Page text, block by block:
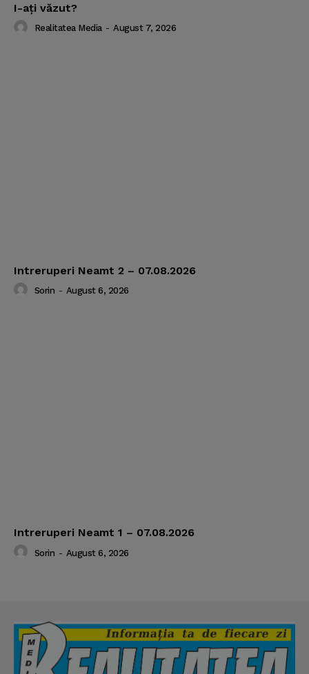
I-aţi văzut?
Realitatea Media - August 7, 2026
Intreruperi Neamt 2 – 07.08.2026
Sorin - August 6, 2026
Intreruperi Neamt 1 – 07.08.2026
Sorin - August 6, 2026